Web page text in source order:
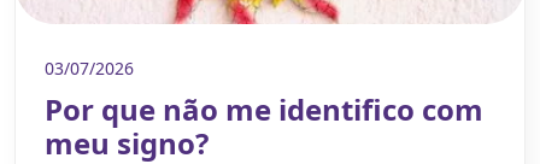
03/07/2026
Por que não me identifico com
meu signo?